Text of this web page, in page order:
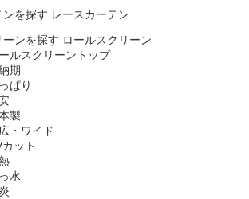
レースカーテン
ロールスクリーン
ルスクリーントップ
期
ぱり
製
・ワイド
カット
水